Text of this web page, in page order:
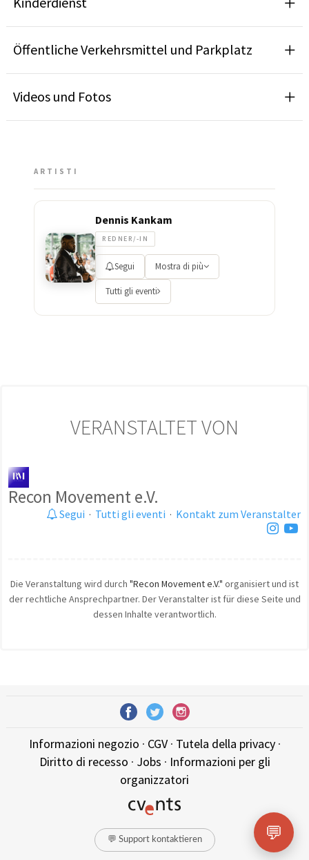
Öffentliche Verkehrsmittel und Parkplatz
Videos und Fotos
ARTISTI
Dennis Kankam
REDNER/-IN
Segui Mostra di più
Tutti gli eventi
VERANSTALTET VON
Recon Movement e.V.
Segui · Tutti gli eventi · Kontakt zum Veranstalter
Die Veranstaltung wird durch "Recon Movement e.V." organisiert und ist
der rechtliche Ansprechpartner. Der Veranstalter ist für diese Seite und
dessen Inhalte verantwortlich.
Informazioni negozio · CGV· Tutela della privacy·
Diritto di recesso · Jobs · Informazioni per gli
organizzatori
💬 Support kontaktieren 💬